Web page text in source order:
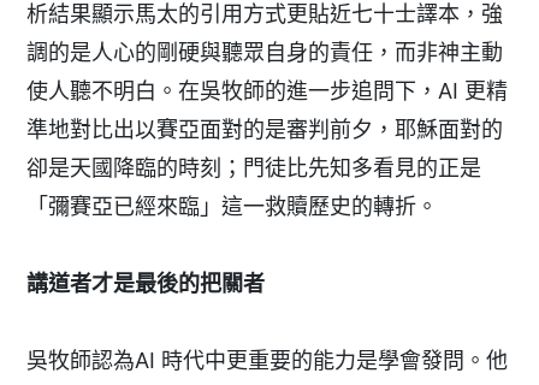
析結果顯示馬太的引用方式更貼近七十士譯本，強
調的是人心的剛硬與聽眾自身的責任，而非神主動
使人聽不明白。在吳牧師的進一步追問下，AI 更精
準地對比出以賽亞面對的是審判前夕，耶穌面對的
卻是天國降臨的時刻；門徒比先知多看見的正是
「彌賽亞已經來臨」這一救贖歷史的轉折。
講道者才是最後的把關者
吳牧師認為AI 時代中更重要的能力是學會發問。他